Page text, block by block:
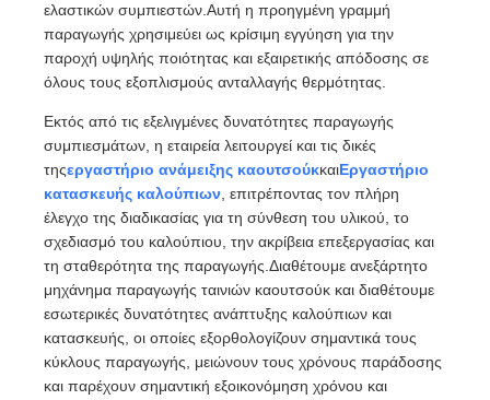
ελαστικών συμπιεστών.Αυτή η προηγμένη γραμμή
παραγωγής χρησιμεύει ως κρίσιμη εγγύηση για την
παροχή υψηλής ποιότητας και εξαιρετικής απόδοσης σε
όλους τους εξοπλισμούς ανταλλαγής θερμότητας.
Εκτός από τις εξελιγμένες δυνατότητες παραγωγής
συμπιεσμάτων, η εταιρεία λειτουργεί και τις δικές
τηςεργαστήριο ανάμειξης καουτσούκκαιΕργαστήριο
κατασκευής καλούπιων , επιτρέποντας τον πλήρη
έλεγχο της διαδικασίας για τη σύνθεση του υλικού, το
σχεδιασμό του καλούπιου, την ακρίβεια επεξεργασίας και
τη σταθερότητα της παραγωγής.Διαθέτουμε ανεξάρτητο
μηχάνημα παραγωγής ταινιών καουτσούκ και διαθέτουμε
εσωτερικές δυνατότητες ανάπτυξης καλούπιων και
κατασκευής, οι οποίες εξορθολογίζουν σημαντικά τους
κύκλους παραγωγής, μειώνουν τους χρόνους παράδοσης
και παρέχουν σημαντική εξοικονόμηση χρόνου και